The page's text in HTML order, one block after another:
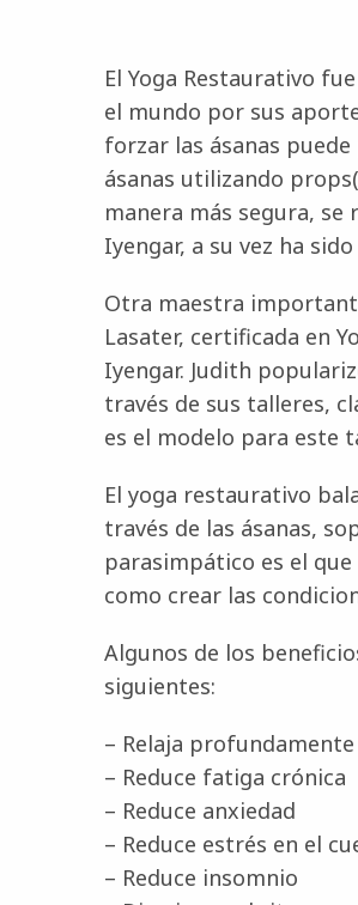
El Yoga Restaurativo
el mundo por sus
forzar las ásanas
ásanas utilizando
manera más segura, se
Iyengar, a su vez ha
Otra maestra
Lasater, certificada en
Iyengar. Judith
través de sus talleres,
es el modelo para este
El yoga restaurativo
través de las ásanas,
parasimpático es el
como crear las
Algunos de los
siguientes:
– Relaja
– Reduce fatiga crónica
– Reduce anxiedad
– Reduce estrés en el
– Reduce insomnio